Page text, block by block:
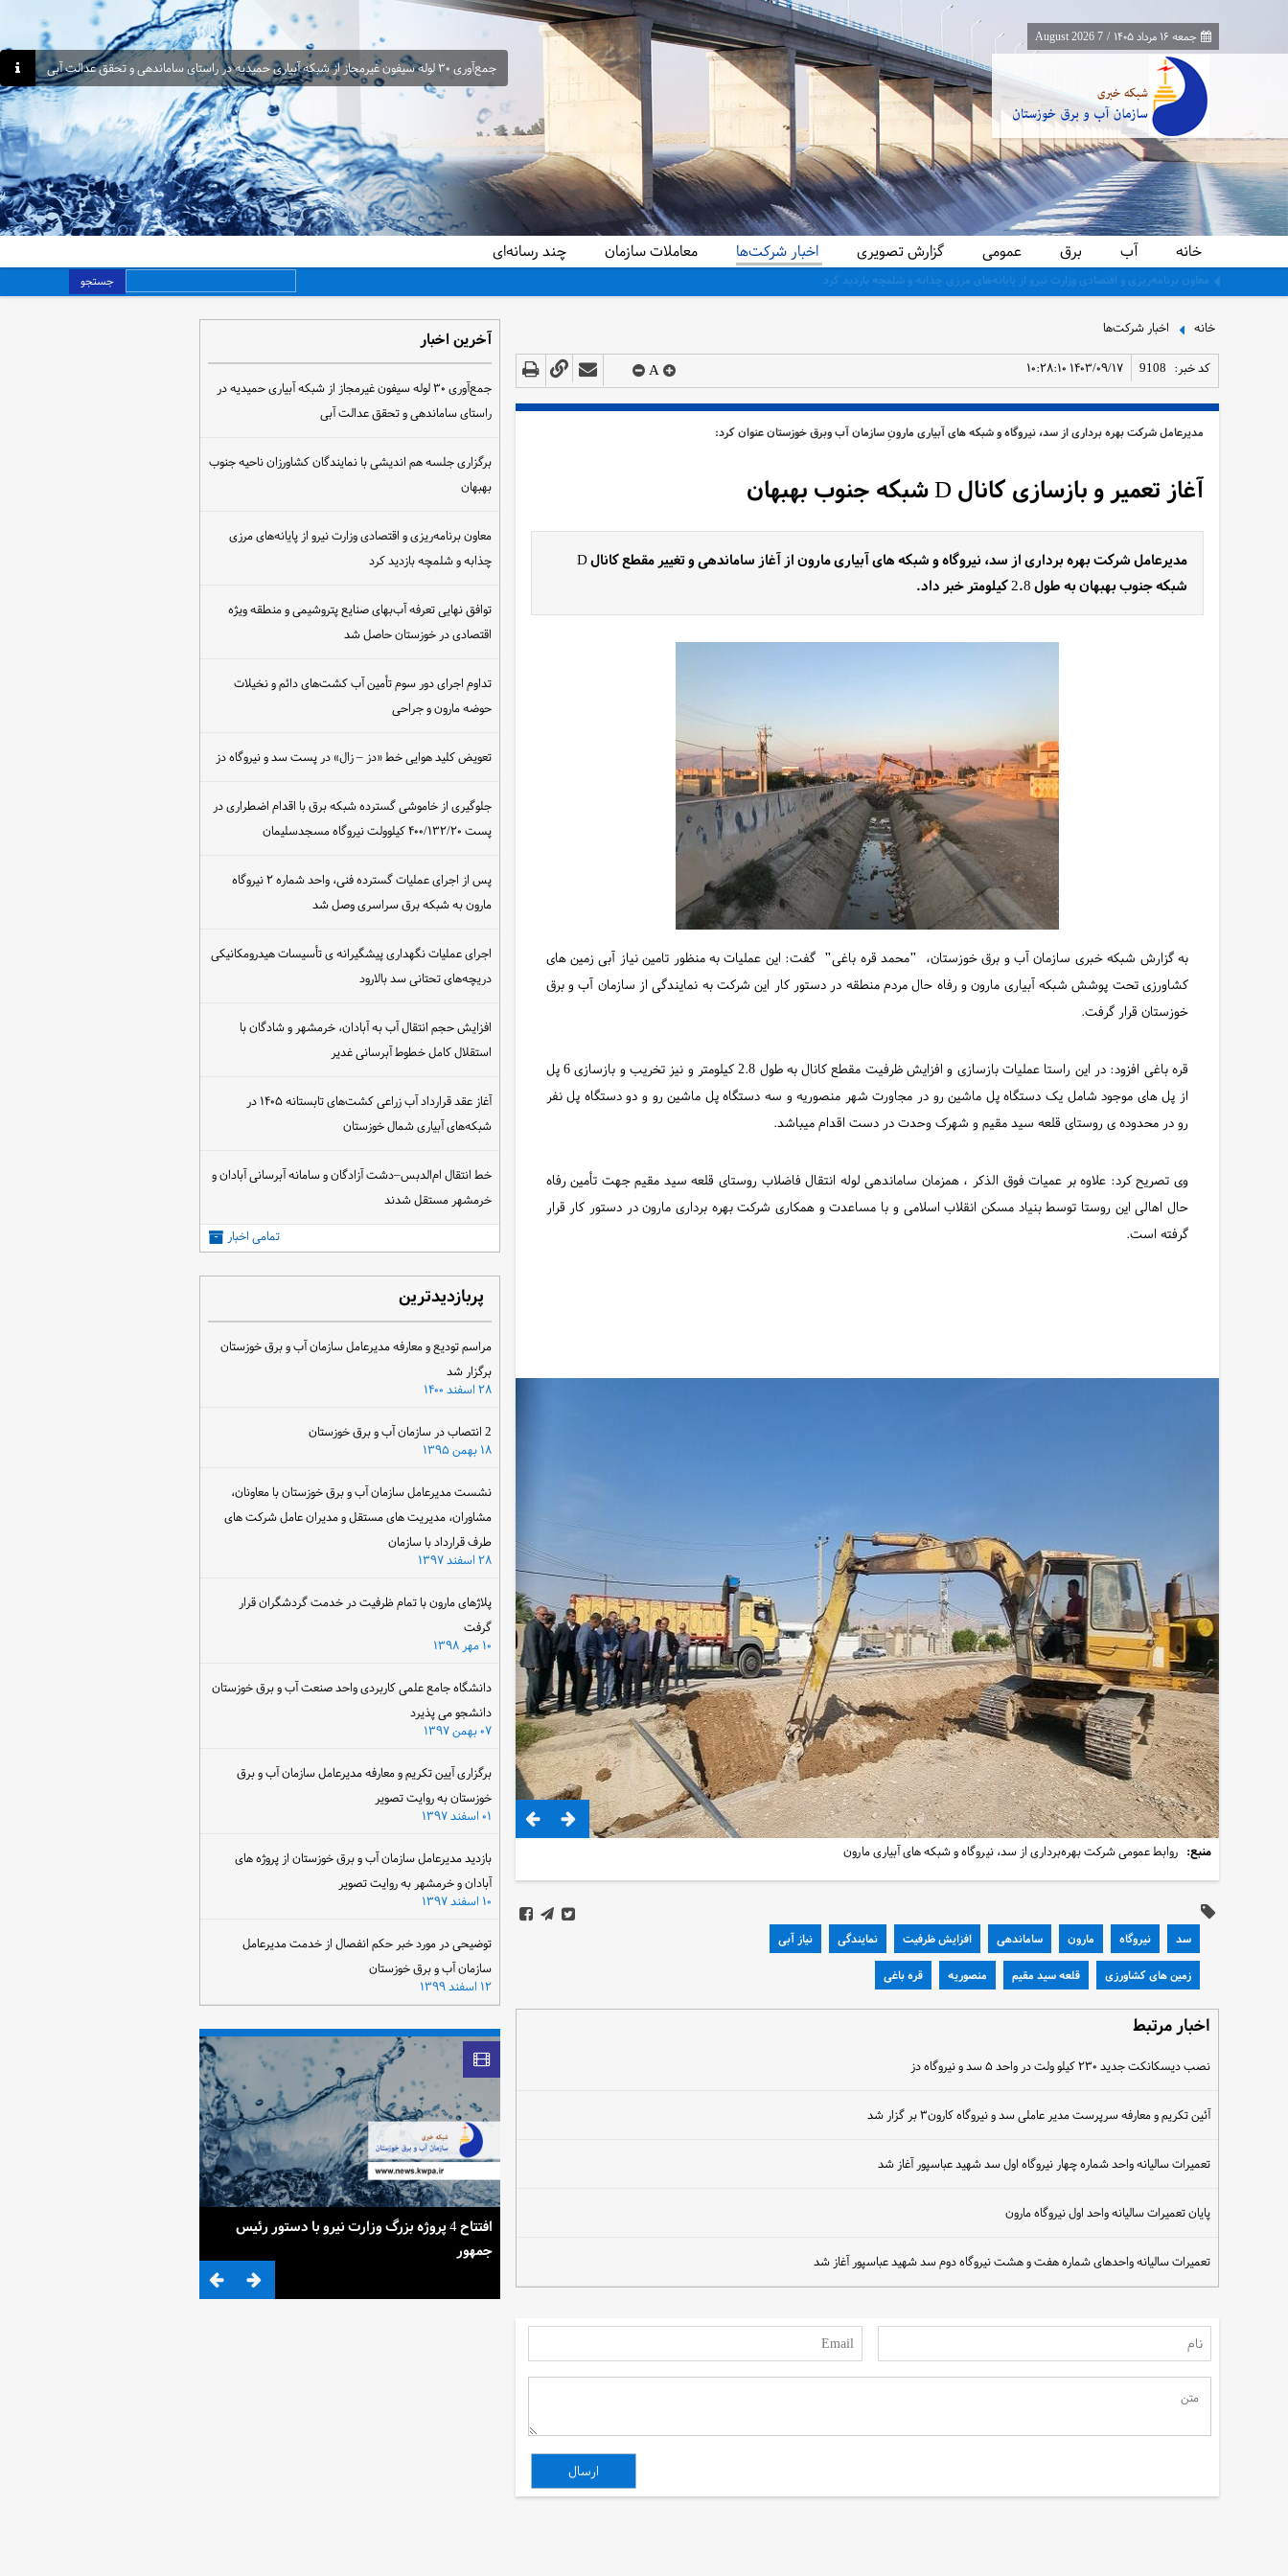
جمعه ۱۶ مرداد ۱۴۰۵ /
7 August 2026
جمع‌آوری ۳۰ لوله سیفون غیرمجاز از شبکه آبیاری حمیدیه در راستای ساماندهی و تحقق عدالت آبی
خانه آب برق عمومی گزارش تصویری اخبار شرکت‌ها معاملات سازمان چند رسانه‌ای
توافق نهایی تعرفه آب‌بهای صنایع پتروشیمی و منطقه ویژه اقتصادی در خوزستان حاصل شد جستجو
خانه اخبار شرکت‌ها
کد خبر: 9108 ۱۴۰۳/۰۹/۱۷ ۱۰:۲۸:۱۰ A
مدیرعامل شرکت بهره برداری از سد، نیروگاه و شبکه های آبیاری مارونِ سازمان آب وبرق خوزستان عنوان کرد:
آغاز تعمیر و بازسازی کانال D شبکه جنوب بهبهان
مدیرعامل شرکت بهره برداری از سد، نیروگاه و شبکه های آبیاری مارون از آغاز ساماندهی و تغییر مقطع کانال D
شبکه جنوب بهبهان به طول 2.8 کیلومتر خبر داد.
به گزارش شبکه خبری سازمان آب و برق خوزستان، "محمد قره باغی" گفت: این عملیات به منظور تامین نیاز آبی زمین های
کشاورزی تحت پوشش شبکه آبیاری مارون و رفاه حال مردم منطقه در دستور کار این شرکت به نمایندگی از سازمان آب و برق
خوزستان قرار گرفت.
قره باغی افزود: در این راستا عملیات بازسازی و افزایش ظرفیت مقطع کانال به طول 2.8 کیلومتر و نیز تخریب و بازسازی 6 پل
از پل های موجود شامل یک دستگاه پل ماشین رو در مجاورت شهر منصوریه و سه دستگاه پل ماشین رو و دو دستگاه پل نفر
رو در محدوده ی روستای قلعه سید مقیم و شهرک وحدت در دست اقدام میباشد.
وی تصریح کرد: علاوه بر عمیات فوق الذکر ، همزمان ساماندهی لوله انتقال فاضلاب روستای قلعه سید مقیم جهت تأمین رفاه
حال اهالی این روستا توسط بنیاد مسکن انقلاب اسلامی و با مساعدت و همکاری شرکت بهره برداری مارون در دستور کار قرار
گرفته است.
منبع: روابط عمومی شرکت بهره‌برداری از سد، نیروگاه و شبکه های آبیاری مارون
سد نیروگاه مارون ساماندهی افزایش ظرفیت نمایندگی نیاز آبی
زمین های کشاورزی قلعه سید مقیم منصوریه قره باغی
اخبار مرتبط
نصب دیسکانکت جدید ۲۳۰ کیلو ولت در واحد ۵ سد و نیروگاه دز
آئین تکریم و معارفه سرپرست مدیر عاملی سد و نیروگاه کارون۳ بر گزار شد
تعمیرات سالیانه واحد شماره چهار نیروگاه اول سد شهید عباسپور آغاز شد
پایان تعمیرات سالیانه واحد اول نیروگاه مارون
تعمیرات سالیانه واحدهای شماره هفت و هشت نیروگاه دوم سد شهید عباسپور آغاز شد
آخرین اخبار
جمع‌آوری ۳۰ لوله سیفون غیرمجاز از شبکه آبیاری حمیدیه در
راستای ساماندهی و تحقق عدالت آبی
برگزاری جلسه هم اندیشی با نمایندگان کشاورزان ناحیه جنوب
بهبهان
معاون برنامه‌ریزی و اقتصادی وزارت نیرو از پایانه‌های مرزی
چذابه و شلمچه بازدید کرد
توافق نهایی تعرفه آب‌بهای صنایع پتروشیمی و منطقه ویژه
اقتصادی در خوزستان حاصل شد
تداوم اجرای دور سوم تأمین آب کشت‌های دائم و نخیلات
حوضه مارون و جراحی
تعویض کلید هوایی خط «دز – زال» در پست سد و نیروگاه دز
جلوگیری از خاموشی گسترده شبکه برق با اقدام اضطراری در
پست ۴۰۰/۱۳۲/۲۰ کیلوولت نیروگاه مسجدسلیمان
پس از اجرای عملیات گسترده فنی، واحد شماره ۲ نیروگاه
مارون به شبکه برق سراسری وصل شد
اجرای عملیات نگهداری پیشگیرانه ی تأسیسات هیدرومکانیکی
دریچه‌های تحتانی سد بالارود
افزایش حجم انتقال آب به آبادان، خرمشهر و شادگان با
استقلال کامل خطوط آبرسانی غدیر
آغاز عقد قرارداد آب زراعی کشت‌های تابستانه ۱۴۰۵ در
شبکه‌های آبیاری شمال خوزستان
خط انتقال ام‌الدبس–دشت آزادگان و سامانه آبرسانی آبادان و
خرمشهر مستقل شدند
تمامی اخبار
پربازدیدترین
مراسم تودیع و معارفه مدیرعامل سازمان آب و برق خوزستان
برگزار شد
۲۸ اسفند ۱۴۰۰
2 انتصاب در سازمان آب و برق خوزستان
۱۸ بهمن ۱۳۹۵
نشست مدیرعامل سازمان آب و برق خوزستان با معاونان،
مشاوران، مدیریت های مستقل و مدیران عامل شرکت های
طرف قرارداد با سازمان
۲۸ اسفند ۱۳۹۷
پلاژهای مارون با تمام ظرفیت در خدمت گردشگران قرار
گرفت
۱۰ مهر ۱۳۹۸
دانشگاه جامع علمی کاربردی واحد صنعت آب و برق خوزستان
دانشجو می پذیرد
۰۷ بهمن ۱۳۹۷
برگزاری آیین تکریم و معارفه مدیرعامل سازمان آب و برق
خوزستان به روایت تصویر
۰۱ اسفند ۱۳۹۷
بازدید مدیرعامل سازمان آب و برق خوزستان از پروژه های
آبادان و خرمشهر به روایت تصویر
۱۰ اسفند ۱۳۹۷
توضیحی در مورد خبر حکم انفصال از خدمت مدیرعامل
سازمان آب و برق خوزستان
۱۲ اسفند ۱۳۹۹
افتتاح 4 پروژه بزرگ وزارت نیرو با دستور رئیس
جمهور
سهم مردم در نجات آب